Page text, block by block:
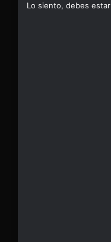
Lo siento, debes estar